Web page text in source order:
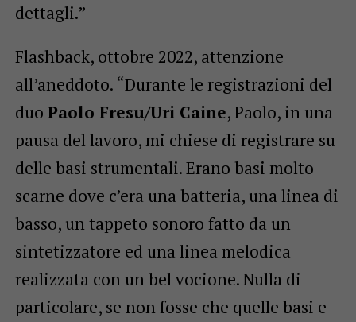
dettagli.”
Flashback, ottobre 2022, attenzione
all’aneddoto. “Durante le registrazioni del
duo Paolo Fresu/Uri Caine, Paolo, in una
pausa del lavoro, mi chiese di registrare su
delle basi strumentali. Erano basi molto
scarne dove c’era una batteria, una linea di
basso, un tappeto sonoro fatto da un
sintetizzatore ed una linea melodica
realizzata con un bel vocione. Nulla di
particolare, se non fosse che quelle basi e